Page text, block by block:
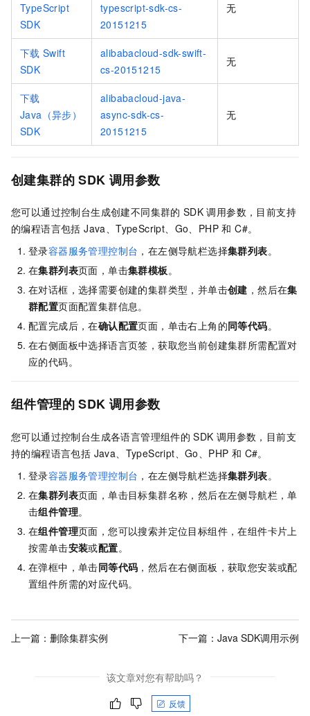
TypeScript
SDK
typescript-sdk-cs-
20151215
无
下载 Swift
SDK
alibabacloud-sdk-swift-
cs-20151215
无
下载
Java（异步）
SDK
alibabacloud-java-
async-sdk-cs-
20151215
无
创建集群的 SDK 调用参数
您可以通过控制台生成创建不同集群的 SDK 调用参数，目前支持
的编程语言包括 Java、TypeScript、Go、PHP 和 C#。
登录容器服务管理控制台 ，在左侧导航栏选择集群列表。
在集群列表页面，单击集群模板。
在对话框，选择需要创建的集群类型，并单击创建 ，然后在集
群配置页面配置集群信息。
配置完成后，在确认配置页面，单击右上角的同等代码。
在右侧面板中选择语言页签，获取您当前创建集群所需配置对
应的代码。
组件管理的 SDK 调用参数
您可以通过控制台生成各语言管理组件的 SDK 调用参数，目前支
持的编程语言包括 Java、TypeScript、Go、PHP 和 C#。
登录容器服务管理控制台 ，在左侧导航栏选择集群列表。
在集群列表页面，单击目标集群名称，然后在左侧导航栏，单
击组件管理。
在组件管理页面，您可以搜索并定位目标组件，在组件卡片上
按需单击安装或配置。
在弹框中，单击同等代码 ，然后在右侧面板，获取您安装或配
置组件所需的对应代码。
上一篇： 删除集群实例 下一篇： Java SDK调用示例
该文章对您有帮助吗？
反馈